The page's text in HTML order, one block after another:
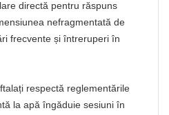
directă pentru răspuns
nefragmentată de
frecvente și întreruperi în
respectă reglementările
la apă îngăduie sesiuni în